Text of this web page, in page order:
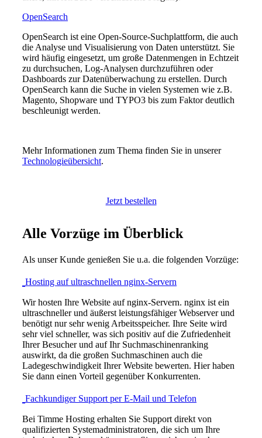
OpenSearch
OpenSearch ist eine Open-Source-Suchplattform, die auch
die Analyse und Visualisierung von Daten unterstützt. Sie
wird häufig eingesetzt, um große Datenmengen in Echtzeit
zu durchsuchen, Log-Analysen durchzuführen oder
Dashboards zur Datenüberwachung zu erstellen. Durch
OpenSearch kann die Suche in vielen Systemen wie z.B.
Magento, Shopware und TYPO3 bis zum Faktor deutlich
beschleunigt werden.
Mehr Informationen zum Thema finden Sie in unserer
Technologieübersicht.
Jetzt bestellen
Alle Vorzüge im Überblick
Als unser Kunde genießen Sie u.a. die folgenden Vorzüge:
Hosting auf ultraschnellen nginx-Servern
Wir hosten Ihre Website auf nginx-Servern. nginx ist ein
ultraschneller und äußerst leistungsfähiger Webserver und
benötigt nur sehr wenig Arbeitsspeicher. Ihre Seite wird
sehr viel schneller, was sich positiv auf die Zufriedenheit
Ihrer Besucher und auf Ihr Suchmaschinenranking
auswirkt, da die großen Suchmaschinen auch die
Ladegeschwindigkeit Ihrer Website bewerten. Hier haben
Sie dann einen Vorteil gegenüber Konkurrenten.
Fachkundiger Support per E-Mail und Telefon
Bei Timme Hosting erhalten Sie Support direkt von
qualifizierten Systemadministratoren, die sich um Ihre